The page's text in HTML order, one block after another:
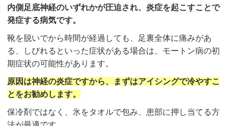
内側足底神経のいずれかが圧迫され、炎症を起こすことで
発症する病気です。
靴を脱いでから時間が経過しても、足裏全体に痛みがあ
る、しびれるといった症状がある場合は、モートン病の初
期症状の可能性があります。
原因は神経の炎症ですから、まずはアイシングで冷やすこ
とをお勧めします。
保冷剤ではなく、氷をタオルで包み、患部に押し当てる方